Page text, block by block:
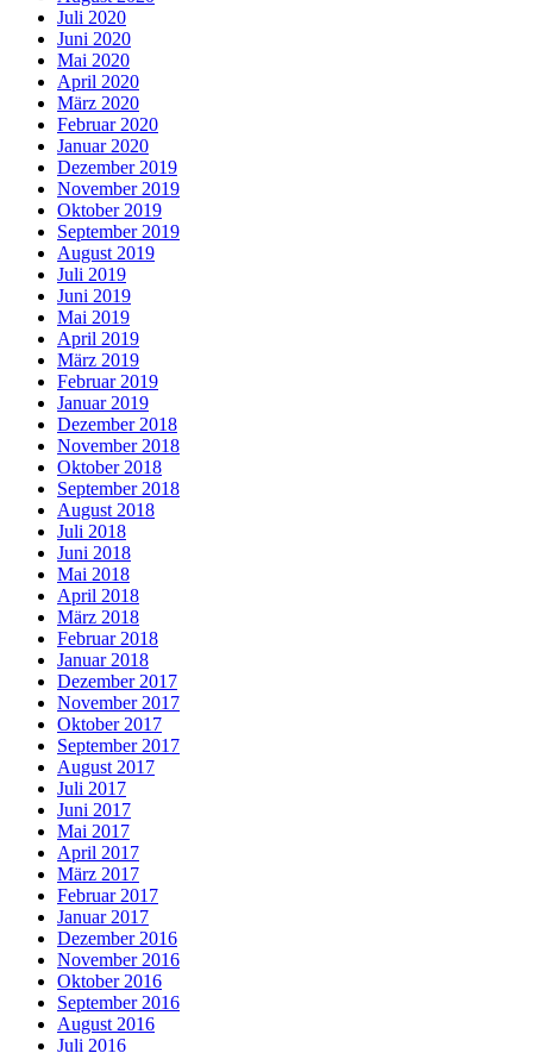
Juli 2020
Juni 2020
Mai 2020
April 2020
März 2020
Februar 2020
Januar 2020
Dezember 2019
November 2019
Oktober 2019
September 2019
August 2019
Juli 2019
Juni 2019
Mai 2019
April 2019
März 2019
Februar 2019
Januar 2019
Dezember 2018
November 2018
Oktober 2018
September 2018
August 2018
Juli 2018
Juni 2018
Mai 2018
April 2018
März 2018
Februar 2018
Januar 2018
Dezember 2017
November 2017
Oktober 2017
September 2017
August 2017
Juli 2017
Juni 2017
Mai 2017
April 2017
März 2017
Februar 2017
Januar 2017
Dezember 2016
November 2016
Oktober 2016
September 2016
August 2016
Juli 2016